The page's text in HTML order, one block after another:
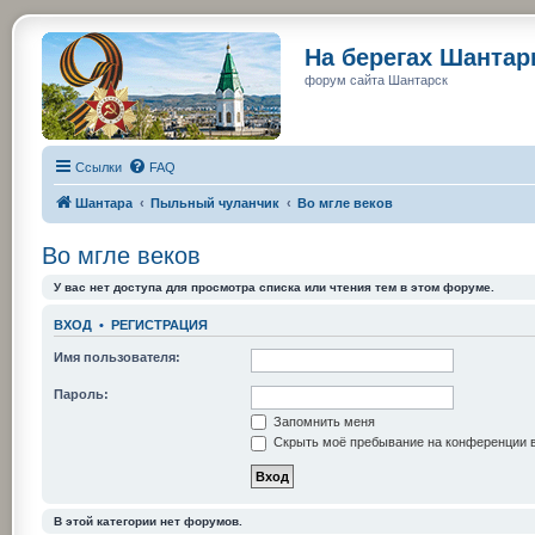
На берегах
форум сайта Шантарск
Ссылки FAQ
Шантара Пыльный чуланчик Во мгле веков
Во мгле веков
У вас нет доступа для просмотра списка или чтения тем в этом форуме.
ВХОД • РЕГИСТРАЦИЯ
Имя пользователя:
Пароль:
Запомнить меня
Скрыть моё пребывание на конференции
В этой категории нет форумов.